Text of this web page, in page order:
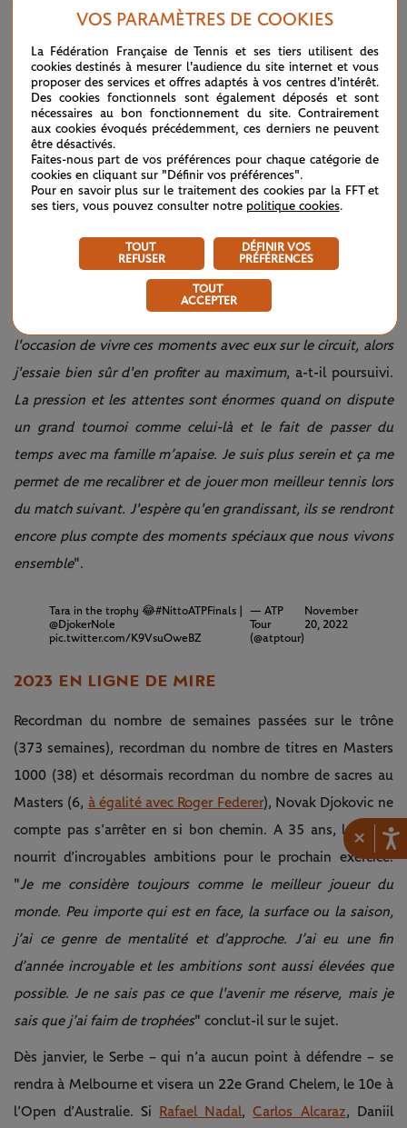
×
ans, ça faisait un bail ! Mais le fait d’avoir dû attendre si
un soulagement et une belle satisfaction. J'ai hâte d'avoir
quelques semaines de repos, car j'ai été très sollicité tout au
long de l'année, que ce soit pour les tournois ou pour
obtenir des autorisations pour aller quelque part. Donc, je
suis vraiment content d'avoir réussi à terminer de manière
positive".
Un dernier trophée en 2022 qu’il a évidemment célébré en
compagnie de sa famille, soutien indéfectible tout au long
de son aventure dans le Piémont. "
l'occasion de vivre ces moments avec eux sur le circuit, alors
j'essaie bien sûr d'en profiter au maximum, a-t-il poursuivi.
La pression et les attentes sont énormes quand on dispute
un grand tournoi comme celui-là et le fait de passer du
temps avec ma famille m’apaise. Je suis plus serein et ça me
permet de me recalibrer et de jouer mon meilleur tennis lors
du match suivant. J'espère qu'en grandissant, ils se rendront
encore plus compte des moments spéciaux que nous vivons
ensemble".
Tara in the trophy 😂#NittoATPFinals|
@DjokerNole
pic.twitter.com/K9VsuOweBZ
— ATP
Tour
(@atptour)
November
20, 2022
2023 EN LIGNE DE MIRE
Recordman du nombre de semaines passées sur le trône
(373 semaines), recordman du nombre de titres en Masters
1000 (38) et désormais recordman du nombre de sacres au
Masters (6, à égalité avec Roger Federer), Novak Djokovic ne
compte pas s’arrêter en si bon chemin. A 35 ans, le Serbe
nourrit d’incroyables ambitions pour le prochain exercice.
"Je me considère toujours comme le meilleur joueur du
monde. Peu importe qui est en face, la surface ou la saison,
j’ai ce genre de mentalité et d’approche. J’ai eu une fin
d’année incroyable et les ambitions sont aussi élevées que
possible. Je ne sais pas ce que l'avenir me réserve, mais je
sais que j’ai faim de trophées" conclut-il sur le sujet.
Dès janvier, le Serbe – qui n’a aucun point à défendre – se
rendra à Melbourne et visera un 22e Grand Chelem, le 10e à
l’Open d’Australie. Si Rafael Nadal,Carlos Alcaraz, Daniil
VOS PARAMÈTRES DE COOKIES
La Fédération Française de Tennis et ses tiers utilisent des
cookies destinés à mesurer l'audience du site internet et vous
proposer des services et offres adaptés à vos centres d'intérêt.
Des cookies fonctionnels sont également déposés et sont
nécessaires au bon fonctionnement du site. Contrairement
aux cookies évoqués précédemment, ces derniers ne peuvent
être désactivés.
Faites-nous part de vos préférences pour chaque catégorie de
cookies en cliquant sur "Définir vos préférences".
Pour en savoir plus sur le traitement des cookies par la FFT et
ses tiers, vous pouvez consulter notre politique cookies.
TOUT
REFUSER
DÉFINIR VOS
PRÉFÉRENCES
TOUT
ACCEPTER